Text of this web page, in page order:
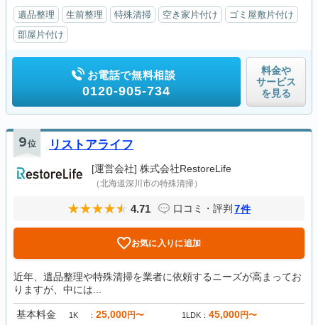
遺品整理 生前整理 特殊清掃 空き家片付け
ゴミ屋敷片付け
部屋片付け
お電話で無料相談
0120-905-734
料金や
サービス
を見る
9位 リストアライフ
[運営会社] 株式会社RestoreLife
（北海道深川市の特殊清掃）
4.71 口コミ・評判 7件
お気に入りに追加
近年、遺品整理や特殊清掃を業者に依頼するニーズが高まってお
りますが、中には...
基本料金 1K 25,000円〜 1LDK 45,000円〜